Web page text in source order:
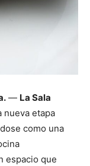
— La Sala
nueva etapa
como una
espacio que